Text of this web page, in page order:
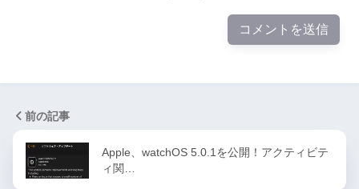
前の記事
Apple、watchOS 5.0.1を公開！アクティビテ
ィ関…